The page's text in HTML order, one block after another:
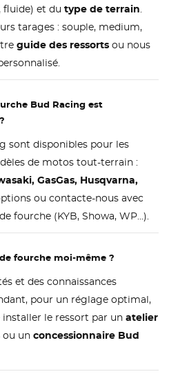
fluide) et du type de terrain
tarages : souple, medium,
guide des ressorts ou nous
Bud Racing est
sont disponibles pour les
de motos tout-terrain :
GasGas, Husqvarna,
ou contacte-nous avec
fourche (KYB, Showa, WP...).
fourche moi-même ?
et des connaissances
pour un réglage optimal,
le ressort par un atelier
ou un concessionnaire Bud